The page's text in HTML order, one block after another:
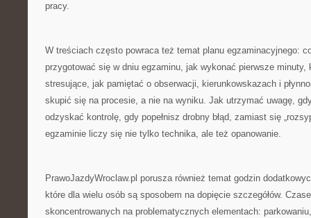
pracy.
W treściach często powraca też temat planu egzaminacyjnego:
przygotować się w dniu egzaminu, jak wykonać pierwsze minuty,
stresujące, jak pamiętać o obserwacji, kierunkowskazach i
skupić się na procesie, a nie na wyniku. Jak utrzymać uwagę,
odzyskać kontrolę, gdy popełnisz drobny błąd, zamiast się
egzaminie liczy się nie tylko technika, ale też opanowanie.
PrawoJazdyWroclaw.pl porusza również temat godzin
które dla wielu osób są sposobem na dopięcie szczegółów.
skoncentrowanych na problematycznych elementach: